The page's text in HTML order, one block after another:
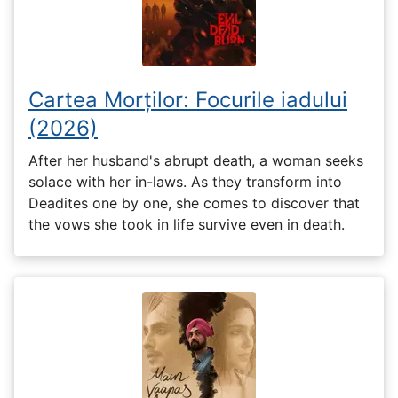
Cartea Morților: Focurile iadului
(2026)
After her husband's abrupt death, a woman seeks
solace with her in-laws. As they transform into
Deadites one by one, she comes to discover that
the vows she took in life survive even in death.